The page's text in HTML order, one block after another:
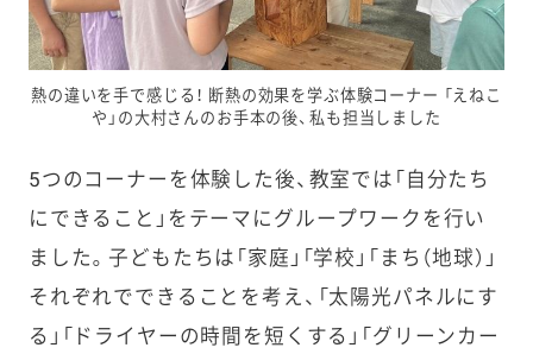
熱の違いを手で感じる！ 断熱の効果を学ぶ体験コーナー 「えねこ
や」の大村さんのお手本の後、私も担当しました
5つのコーナーを体験した後、教室では「自分たち
にできること」をテーマにグループワークを行い
ました。子どもたちは「家庭」「学校」「まち（地球）」
それぞれでできることを考え、「太陽光パネルにす
る」「ドライヤーの時間を短くする」「グリーンカー